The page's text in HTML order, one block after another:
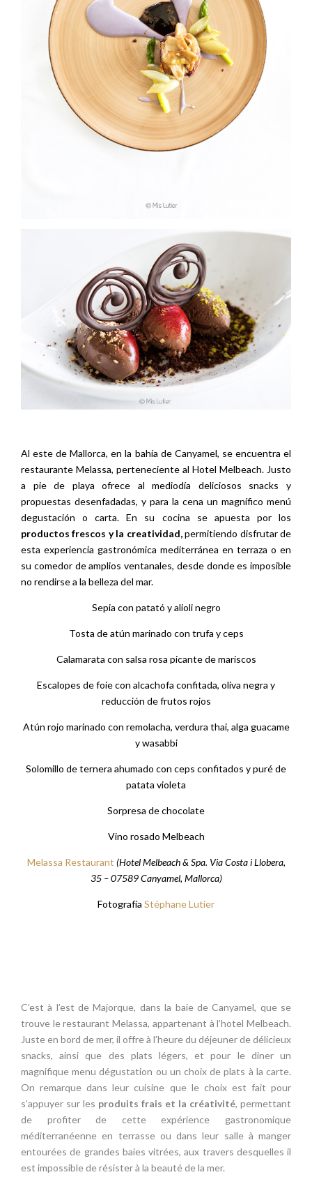
Al este de Mallorca, en la bahía de Canyamel, se encuentra el
restaurante Melassa, perteneciente al Hotel Melbeach. Justo
a pie de playa ofrece al mediodía deliciosos snacks y
propuestas desenfadadas, y para la cena un magnífico menú
degustación o carta. En su cocina se apuesta por los
productos frescos y la creatividad,permitiendo disfrutar de
esta experiencia gastronómica mediterránea en terraza o en
su comedor de amplios ventanales, desde donde es imposible
no rendirse a la belleza del mar.
Sepia con patató y alioli negro
Tosta de atún marinado con trufa y ceps
Calamarata con salsa rosa picante de mariscos
Escalopes de foie con alcachofa confitada, oliva negra y
reducción de frutos rojos
Atún rojo marinado con remolacha, verdura thai, alga guacame
y wasabbi
Solomillo de ternera ahumado con ceps confitados y puré de
patata violeta
Sorpresa de chocolate
Vino rosado Melbeach
Melassa Restaurant (Hotel Melbeach & Spa. Via Costa i Llobera,
35 – 07589 Canyamel, Mallorca)
Fotografía Stéphane Lutier
C’est à l’est de Majorque, dans la baie de Canyamel, que se
trouve le restaurant Melassa, appartenant à l’hotel Melbeach.
Juste en bord de mer, il offre à l’heure du déjeuner de délicieux
snacks, ainsi que des plats légers, et pour le diner un
magnifique menu dégustation ou un choix de plats à la carte.
On remarque dans leur cuisine que le choix est fait pour
s’appuyer sur les produits frais et la créativité, permettant
de profiter de cette expérience gastronomique
méditerranéenne en terrasse ou dans leur salle à manger
entourées de grandes baies vitrées, aux travers desquelles il
est impossible de résister à la beauté de la mer.